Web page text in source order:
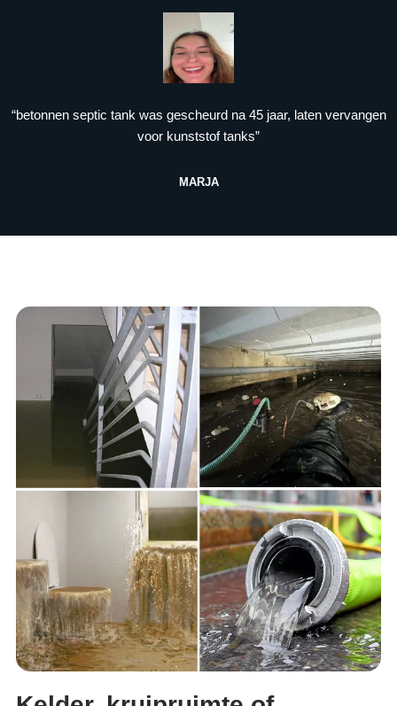
“betonnen septic tank was gescheurd na 45 jaar, laten vervangen
voor kunststof tanks”
MARJA